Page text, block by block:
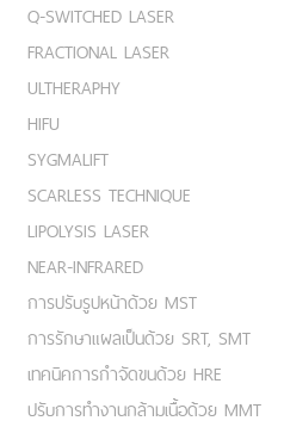
Q-SWITCHED LASER
FRACTIONAL LASER
ULTHERAPHY
HIFU
SYGMALIFT
SCARLESS TECHNIQUE
LIPOLYSIS LASER
NEAR-INFRARED
การปรับรูปหน้าด้วย MST
การรักษาแผลเป็นด้วย SRT, SMT
เทคนิคการกำจัดขนด้วย HRE
ปรับการทำงานกล้ามเนื้อด้วย MMT